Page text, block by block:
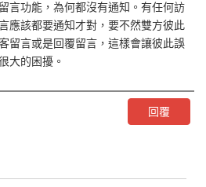
言功能，為何都沒有通知。有任何訪
應該都要通知才對，要不然雙方彼此
留言或是回覆留言，這樣會讓彼此誤
大的困擾。
回覆